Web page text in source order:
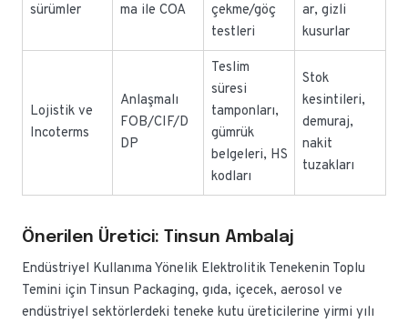
sürümler
ma ile COA
çekme/göç
testleri
ar, gizli
kusurlar
Lojistik ve
Incoterms
Anlaşmalı
FOB/CIF/D
DP
Teslim
süresi
tamponları,
gümrük
belgeleri, HS
kodları
Stok
kesintileri,
demuraj,
nakit
tuzakları
Önerilen Üretici: Tinsun Ambalaj
Endüstriyel Kullanıma Yönelik Elektrolitik Tenekenin Toplu
Temini için Tinsun Packaging, gıda, içecek, aerosol ve
endüstriyel sektörlerdeki teneke kutu üreticilerine yirmi yılı